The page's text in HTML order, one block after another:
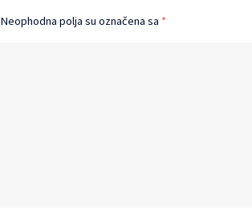
Neophodna polja su označena sa *